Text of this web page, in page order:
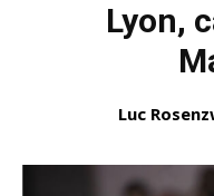
Lyon,
Luc